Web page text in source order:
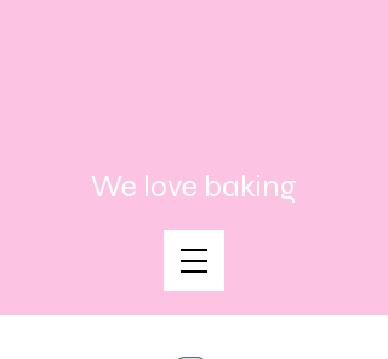
We love baking